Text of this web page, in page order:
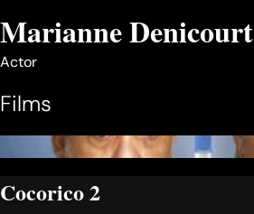
Marianne Denicourt
Actor
Films
Cocorico 2